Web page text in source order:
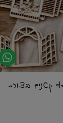
עץ קטנים בצורת